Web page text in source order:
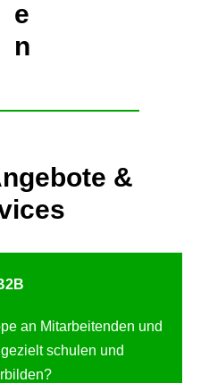
e
n
&
an Mitarbeitenden und
schulen und